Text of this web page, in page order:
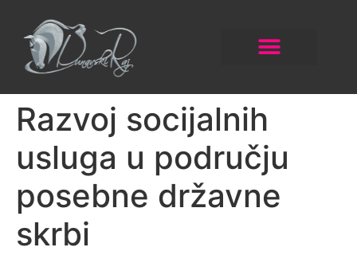
Razvoj socijalnih
usluga u području
posebne državne
skrbi